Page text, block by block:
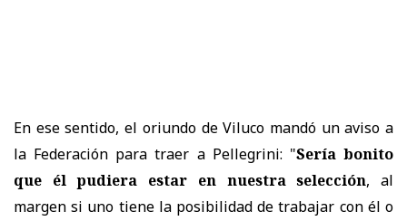
En ese sentido, el oriundo de Viluco mandó un aviso a
la Federación para traer a Pellegrini: "Sería bonito
que él pudiera estar en nuestra selección, al
margen si uno tiene la posibilidad de trabajar con él o